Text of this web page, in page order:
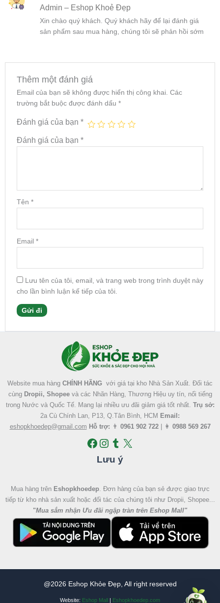
hạng55
Admin – Eshop Khoẻ Đẹp
Xin chào quý khách. Quý khách hãy để lại đánh giá
sản phẩm sau mua hàng, chúng tôi sẽ phản hồi sớm
Thêm một đánh giá
Email của bạn sẽ không được hiển thị công khai. Các
trường bắt buộc được đánh dấu *
Đánh giá của bạn *
Đánh giá của bạn *
Tên *
Email *
Lưu tên của tôi, email, và trang web trong trình duyệt này
cho lần bình luận kế tiếp của tôi.
Website mua hàng CHÍNH HÃNG với giá tại kho Nhà Sản Xuất. Đối tác
cùng Dropii, Shopeevà các Nhãn Hàng, Thương Hiệu uy tín, nổi tiếng
trong Nước và Quốc Tế. Mang lại nhiều ưu đãi giảm giá tốt nhất. Trụ sở:
2a Cù Chính Lan, P13, Q.Tân Bình, HCM Email:
eshopkhoedep@gmail.com Hỗ trợ: 👨 0961 902 722| 👩 0988 569 267
Lưu ý
Mua hàng trên Eshopkhoedep. Đơn hàng của bạn sẻ được giao trực
tiếp từ kho nhà sản xuất hoặc đối tác của chúng tôi như Dropii, Shopee...
"Mua sắm nhận Ưu đãi ngập tràn trên Eshop Mall"
@2026 Eshop Khỏe Đẹp, All right reserved
Website: Eshop Mall | Eshopkhoedep.com